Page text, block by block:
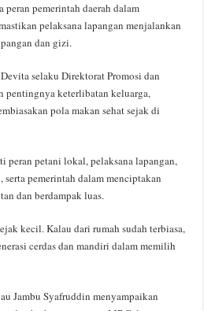
pemerintah daerah dalam
pelaksana lapangan menjalankan
dan gizi.
selaku Direktorat Promosi dan
pentingnya keterlibatan keluarga,
pola makan sehat sejak di
peran petani lokal, pelaksana lapangan,
pemerintah dalam menciptakan
dan berdampak luas.
kecil. Kalau dari rumah sudah terbiasa,
cerdas dan mandiri dalam memilih
Jambu Syafruddin menyampaikan